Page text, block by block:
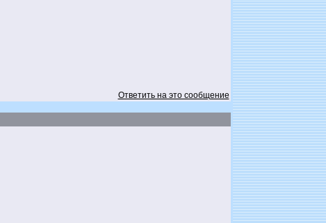
Ответить на это сообщение